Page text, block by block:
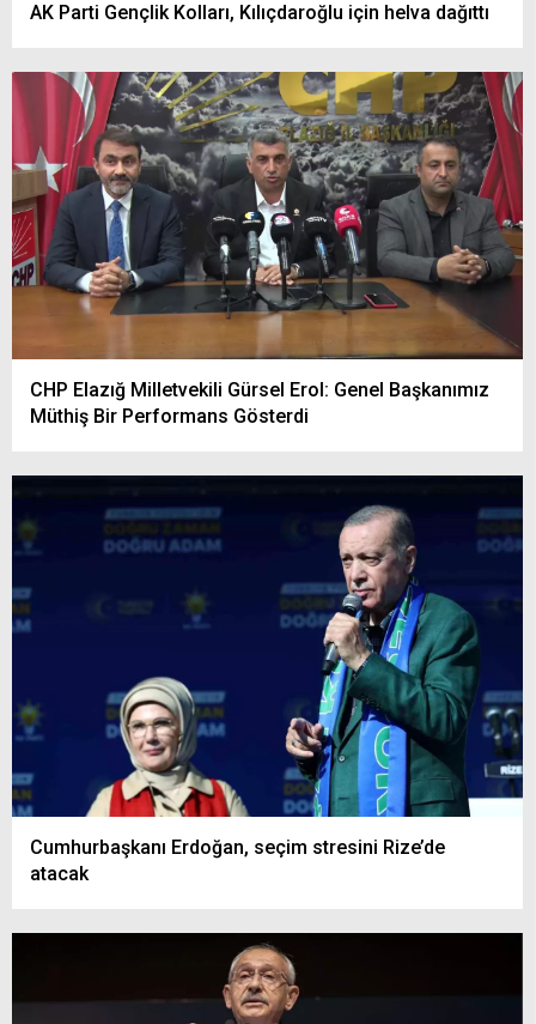
AK Parti Gençlik Kolları, Kılıçdaroğlu için helva dağıttı
CHP Elazığ Milletvekili Gürsel Erol: Genel Başkanımız
Müthiş Bir Performans Gösterdi
Cumhurbaşkanı Erdoğan, seçim stresini Rize’de
atacak